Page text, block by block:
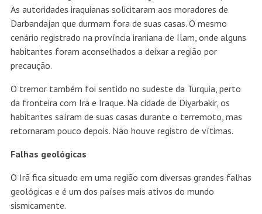
As autoridades iraquianas solicitaram aos moradores de
Darbandajan que durmam fora de suas casas. O mesmo
cenário registrado na província iraniana de Ilam, onde alguns
habitantes foram aconselhados a deixar a região por
precaução.
O tremor também foi sentido no sudeste da Turquia, perto
da fronteira com Irã e Iraque. Na cidade de Diyarbakir, os
habitantes saíram de suas casas durante o terremoto, mas
retornaram pouco depois. Não houve registro de vítimas.
Falhas geológicas
O Irã fica situado em uma região com diversas grandes falhas
geológicas e é um dos países mais ativos do mundo
sismicamente.